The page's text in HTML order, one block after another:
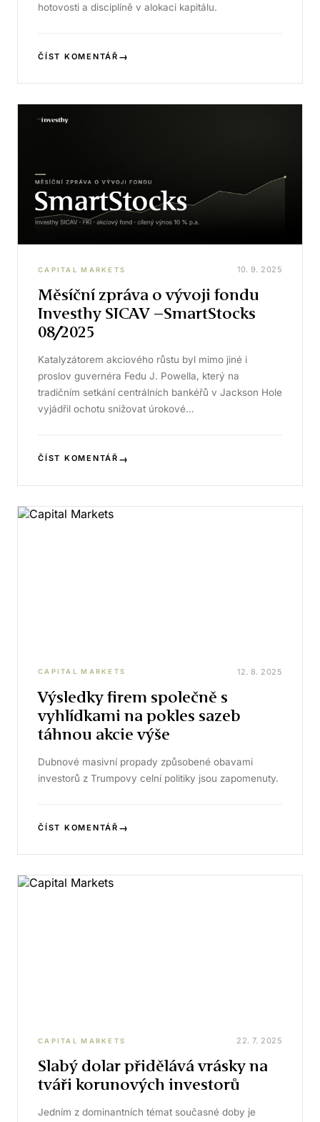
hotovosti a disciplíně v alokaci kapitálu.
ČÍST KOMENTÁŘ →
CAPITAL MARKETS 10. 9. 2025
Měsíční zpráva o vývoji fondu
Investhy SICAV –SmartStocks
08/2025
Katalyzátorem akciového růstu byl mimo jiné i
proslov guvernéra Fedu J. Powella, který na
tradičním setkání centrálních bankéřů v Jackson Hole
vyjádřil ochotu snižovat úrokové…
ČÍST KOMENTÁŘ →
CAPITAL MARKETS 12. 8. 2025
Výsledky firem společně s
vyhlídkami na pokles sazeb
táhnou akcie výše
Dubnové masivní propady způsobené obavami
investorů z Trumpovy celní politiky jsou zapomenuty.
ČÍST KOMENTÁŘ →
CAPITAL MARKETS 22. 7. 2025
Slabý dolar přidělává vrásky na
tváři korunových investorů
Jedním z dominantních témat současné doby je